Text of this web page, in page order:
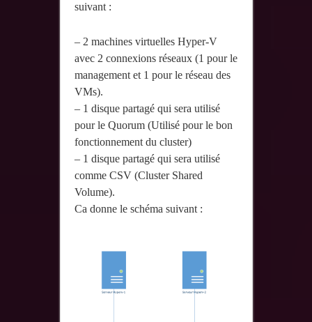
suivant :
– 2 machines virtuelles Hyper-V
avec 2 connexions réseaux (1 pour le
management et 1 pour le réseau des
VMs).
– 1 disque partagé qui sera utilisé
pour le Quorum (Utilisé pour le bon
fonctionnement du cluster)
– 1 disque partagé qui sera utilisé
comme CSV (Cluster Shared
Volume).
Ca donne le schéma suivant :